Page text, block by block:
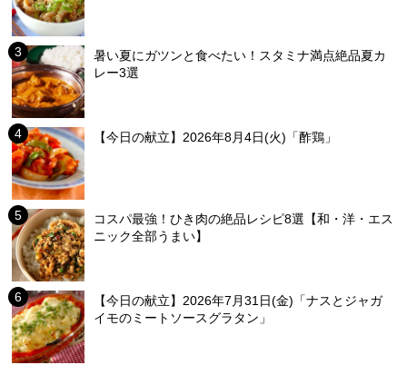
暑い夏にガツンと食べたい！スタミナ満点絶品夏カ
レー3選
【今日の献立】2026年8月4日(火)「酢鶏」
コスパ最強！ひき肉の絶品レシピ8選【和・洋・エス
ニック全部うまい】
【今日の献立】2026年7月31日(金)「ナスとジャガ
イモのミートソースグラタン」